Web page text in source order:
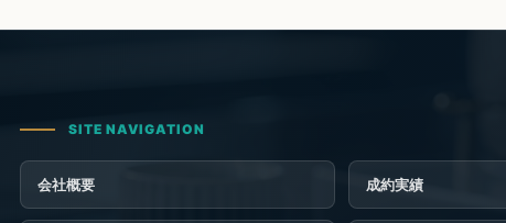
会社概要 成約実績